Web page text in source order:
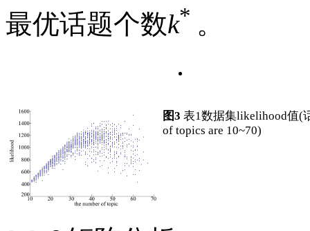
最优话题个数k* 。
图3 表1数据集likelihood值(
of topics are 10~70)